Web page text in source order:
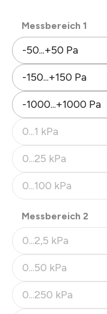
Messbereich 1
-50...+50 Pa
-150...+150 Pa
-1000...+1000 Pa
0...1 kPa
(Diese Option ist
0...25 kPa
(Diese Option ist
0...100 kPa
(Diese Option ist
Messbereich 2
0...2,5 kPa
(Diese Option ist
0...50 kPa
(Diese Option ist
0...250 kPa
(Diese Option ist